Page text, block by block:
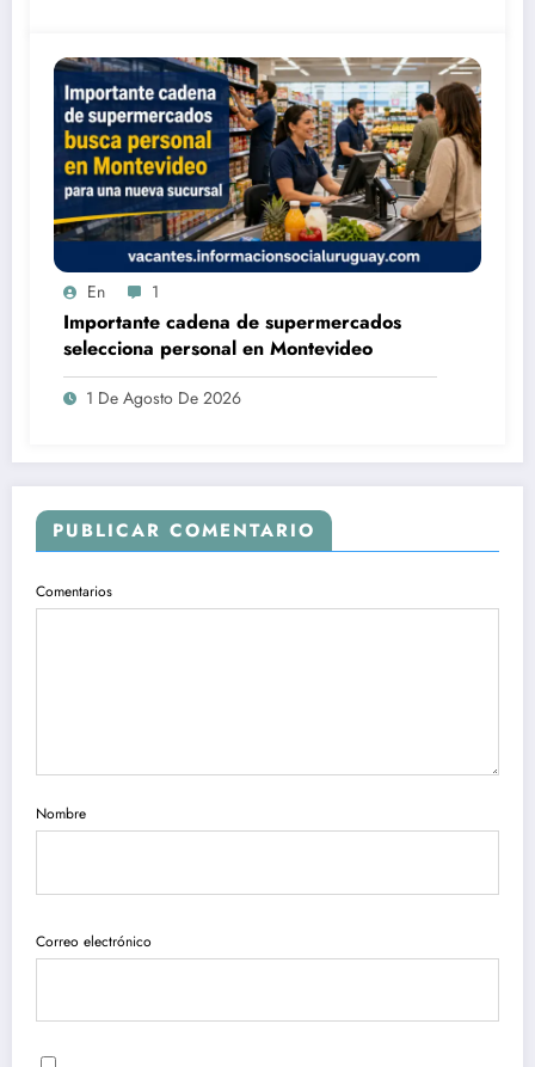
En 1
Importante cadena de supermercados
selecciona personal en Montevideo
1 De Agosto De 2026
PUBLICAR COMENTARIO
Comentarios
Nombre
Correo electrónico